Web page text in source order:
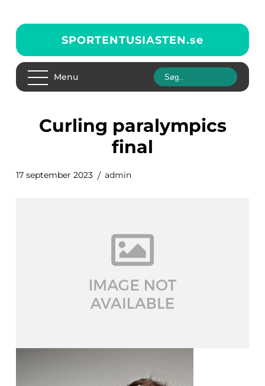
SPORTENTUSIASTEN.se
Menu
curling paralympics
final
17 september 2023 admin